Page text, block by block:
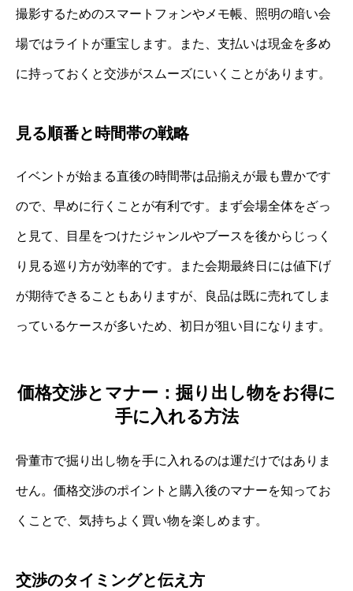
撮影するためのスマートフォンやメモ帳、照明の暗い会
場ではライトが重宝します。また、支払いは現金を多め
に持っておくと交渉がスムーズにいくことがあります。
見る順番と時間帯の戦略
イベントが始まる直後の時間帯は品揃えが最も豊かです
ので、早めに行くことが有利です。まず会場全体をざっ
と見て、目星をつけたジャンルやブースを後からじっく
り見る巡り方が効率的です。また会期最終日には値下げ
が期待できることもありますが、良品は既に売れてしま
っているケースが多いため、初日が狙い目になります。
価格交渉とマナー：掘り出し物をお得に
手に入れる方法
骨董市で掘り出し物を手に入れるのは運だけではありま
せん。価格交渉のポイントと購入後のマナーを知ってお
くことで、気持ちよく買い物を楽しめます。
交渉のタイミングと伝え方